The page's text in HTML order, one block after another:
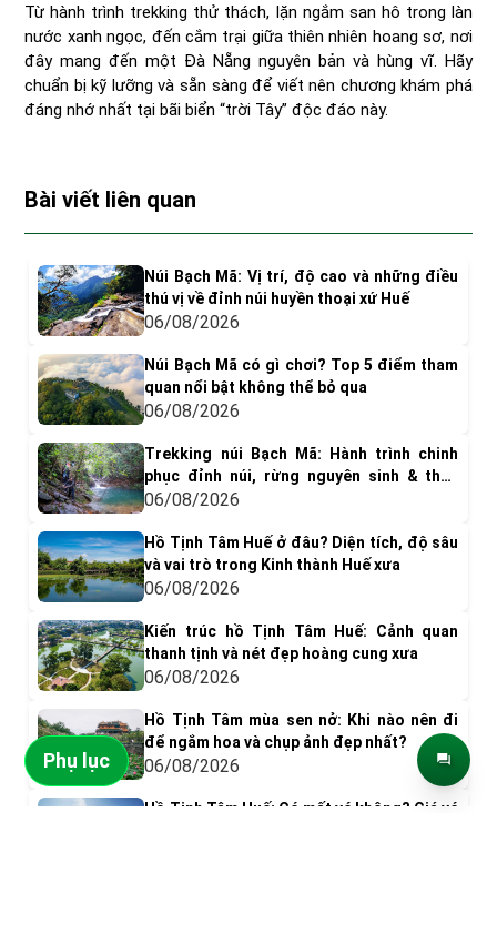
Từ hành trình trekking thử thách, lặn ngắm san hô trong làn
nước xanh ngọc, đến cắm trại giữa thiên nhiên hoang sơ, nơi
đây mang đến một Đà Nẵng nguyên bản và hùng vĩ. Hãy
chuẩn bị kỹ lưỡng và sẵn sàng để viết nên chương khám phá
đáng nhớ nhất tại bãi biển “trời Tây” độc đáo này.
Bài viết liên quan
Núi Bạch Mã: Vị trí, độ cao và những điều
thú vị về đỉnh núi huyền thoại xứ Huế
06/08/2026
Núi Bạch Mã có gì chơi? Top 5 điểm tham
quan nổi bật không thể bỏ qua
06/08/2026
Trekking núi Bạch Mã: Hành trình chinh
phục đỉnh núi, rừng nguyên sinh & thác
nước tuyệt đẹp
06/08/2026
Hồ Tịnh Tâm Huế ở đâu? Diện tích, độ sâu
và vai trò trong Kinh thành Huế xưa
06/08/2026
Kiến trúc hồ Tịnh Tâm Huế: Cảnh quan
thanh tịnh và nét đẹp hoàng cung xưa
06/08/2026
Hồ Tịnh Tâm mùa sen nở: Khi nào nên đi
để ngắm hoa và chụp ảnh đẹp nhất?
06/08/2026
Hồ Tịnh Tâm Huế: Có mất vé không? Giá vé
Phụ lục